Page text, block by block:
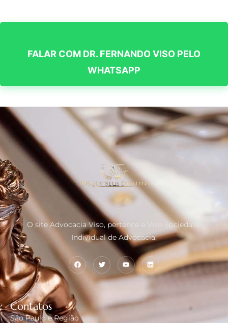
FALAR COM DR. FERNANDO VISO PELO
WHATSAPP
O site Advocacia Viso, pertence a Viso Sociedade
Individual de Advocacia.
Contatos
São Paulo e Região